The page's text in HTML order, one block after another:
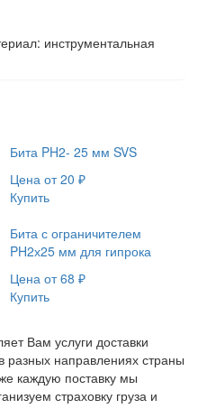
инструментальная
Бита PH2- 25 мм SVS
Цена от20 ₽
Купить
Бита с ограничителем
PH2х25 мм для гипрока
Цена от68 ₽
Купить
Вам услуги доставки
разных направлениях страны
каждую поставку мы
страховку груза и